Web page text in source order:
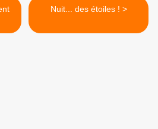
Nuit... des étoiles ! >